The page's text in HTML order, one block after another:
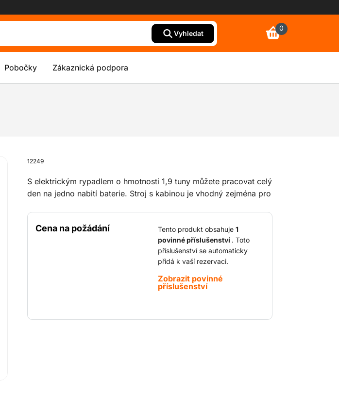
Vyhledat
0
Pobočky Zákaznická podpora
12249
S elektrickým rypadlem o hmotnosti 1,9 tuny můžete pracovat celý
den na jedno nabití baterie. Stroj s kabinou je vhodný zejména pro
oblastech, kde existují limity emisí motoru nebo hladiny hluku.
Cena na požádání Tento produkt obsahuje 1
povinné příslušenství . Toto
příslušenství se automaticky
přidá k vaší rezervaci.
Zobrazit povinné
příslušenství